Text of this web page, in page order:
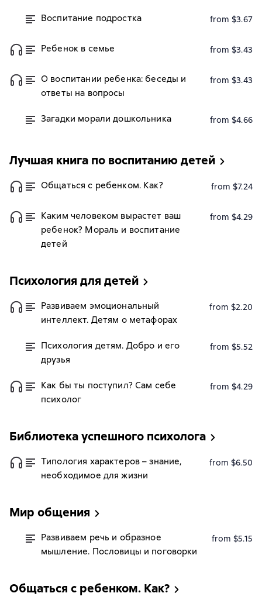
Воспитание подростка from $3.67
Ребенок в семье from $3.43
О воспитании ребенка: беседы и
ответы на вопросы
from $3.43
Загадки морали дошкольника from $4.66
Лучшая книга по воспитанию детей
Общаться с ребенком. Как? from $7.24
Каким человеком вырастет ваш
ребенок? Мораль и воспитание
детей
from $4.29
Психология для детей
Развиваем эмоциональный
интеллект. Детям о метафорах
from $2.20
Психология детям. Добро и его
друзья
from $5.52
Как бы ты поступил? Сам себе
психолог
from $4.29
Библиотека успешного психолога
Типология характеров – знание,
необходимое для жизни
from $6.50
Мир общения
Развиваем речь и образное
мышление. Пословицы и поговорки
from $5.15
Общаться с ребенком. Как?